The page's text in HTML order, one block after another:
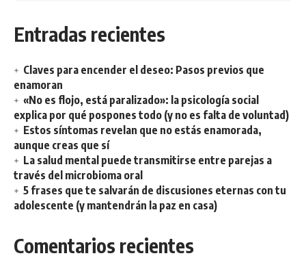
Entradas recientes
Claves para encender el deseo: Pasos previos que
enamoran
«No es flojo, está paralizado»: la psicología social
explica por qué pospones todo (y no es falta de voluntad)
Estos síntomas revelan que no estás enamorada,
aunque creas que sí
La salud mental puede transmitirse entre parejas a
través del microbioma oral
5 frases que te salvarán de discusiones eternas con tu
adolescente (y mantendrán la paz en casa)
Comentarios recientes